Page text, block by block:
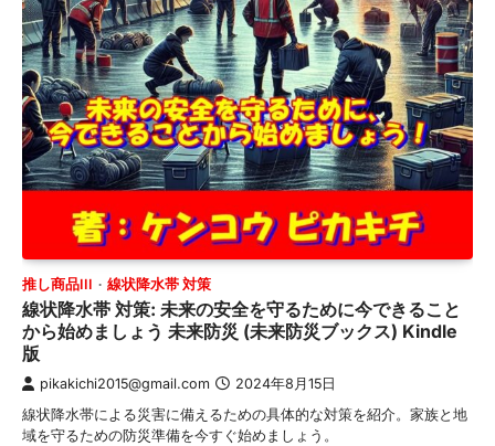
推し商品III 線状降水帯 対策
線状降水帯 対策: 未来の安全を守るために今できること
から始めましょう 未来防災 (未来防災ブックス) Kindle
版
pikakichi2015@gmail.com 2024年8月15日
線状降水帯による災害に備えるための具体的な対策を紹介。家族と地
域を守るための防災準備を今すぐ始めましょう。